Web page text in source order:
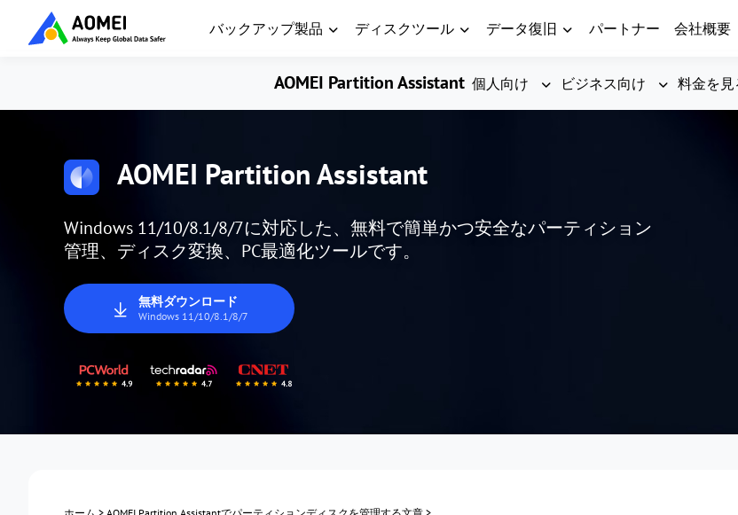
バックアップ製品 ディスクツール データ復旧 パートナー 会社概要
AOMEI Partition Assistant 個人向け ビジネス向け 料金を見
AOMEI Partition Assistant
Windows 11/10/8.1/8/7に対応した、無料で簡単かつ安全なパーティション
管理、ディスク変換、PC最適化ツールです。
無料ダウンロード
Windows 11/10/8.1/8/7